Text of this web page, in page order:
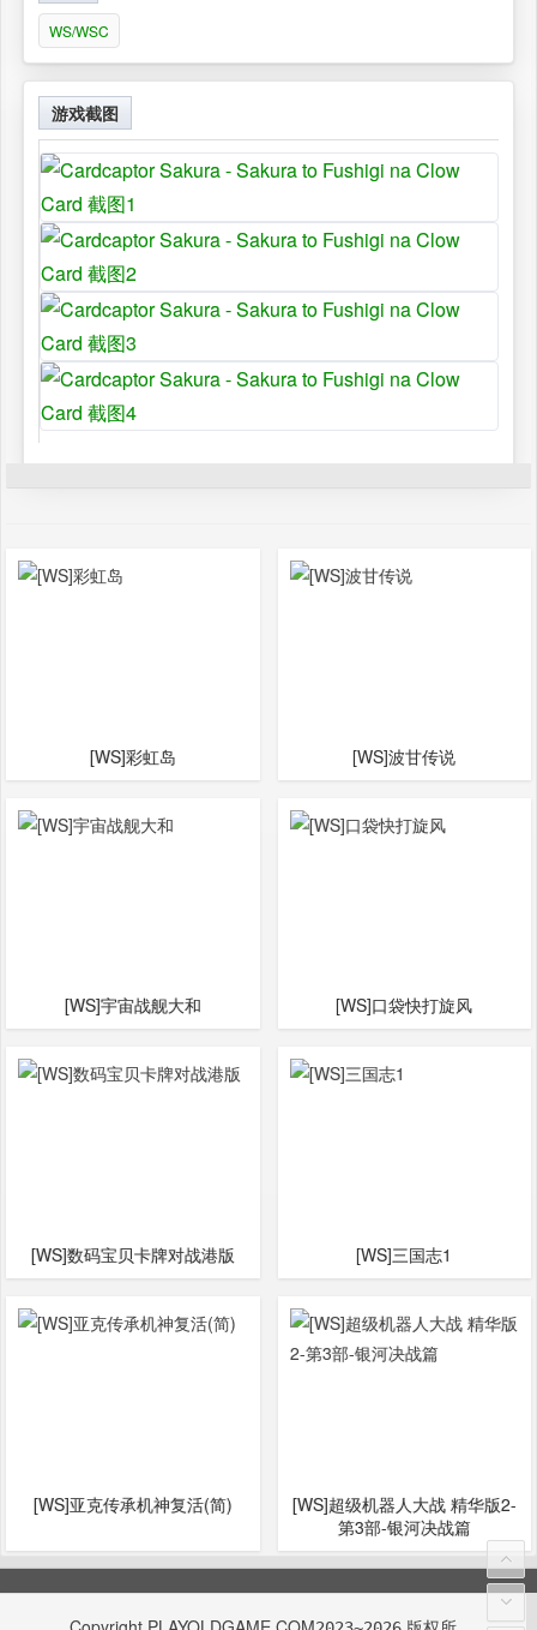
WS/WSC
游戏截图
[WS]彩虹岛 [WS]波甘传说
[WS]宇宙战舰大和 [WS]口袋快打旋风
[WS]‌数码宝贝卡牌对战港版 [WS]三国志1
[WS]亚克传承机神复活(简)
[WS]超级机器人大战 精华版2-
第3部-银河决战篇